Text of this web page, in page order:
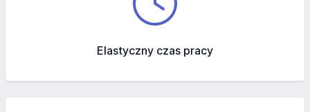
Elastyczny czas pracy